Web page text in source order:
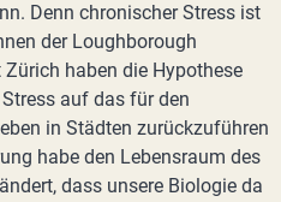
Denn chronischer Stress ist
der Loughborough
haben die Hypothese
auf das für den
in Städten zurückzuführen
habe den Lebensraum des
dass unsere Biologie da